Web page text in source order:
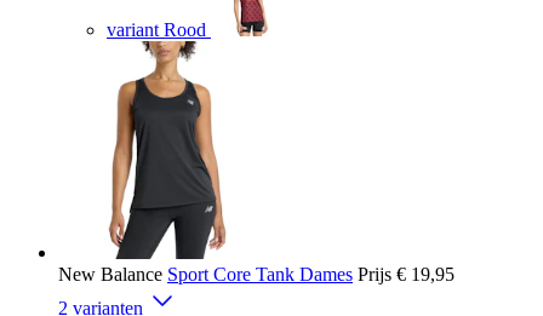
variant Rood
New Balance Sport Core Tank Dames Prijs € 19,95
2 varianten